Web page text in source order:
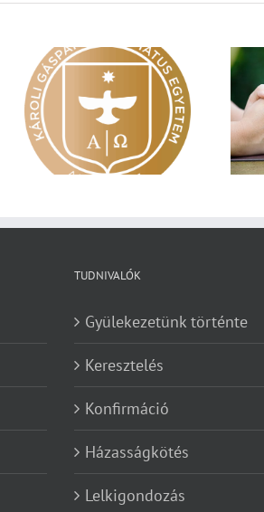
Vasárnapi üzenet –
Zsoltárok 149
TUDNIVALÓK
Gyülekezetünk történte
Keresztelés
Konfirmáció
Házasságkötés
Lelkigondozás